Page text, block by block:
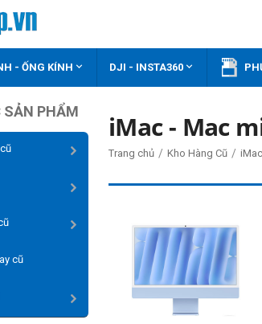
MÃI
- ỐNG KÍNH  DJI - INSTA360 
SẢN PHẨM
cũ
iMac - Mac
Trang chủ / Kho Hàng Cũ /